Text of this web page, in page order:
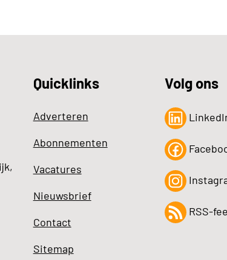
Quicklinks
Adverteren
Abonnementen
Vacatures
Nieuwsbrief
Contact
Sitemap
Volg ons
RSS-